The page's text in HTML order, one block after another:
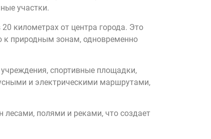
участки.
километрах от центра города. Это
к природным зонам, одновременно
спортивные площадки,
и электрическими маршрутами,
полями и реками, что создает